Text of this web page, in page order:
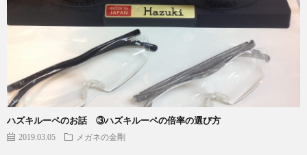
ハズキルーペのお話 ③ハズキルーペの倍率の選び方
2019.03.05 メガネの金剛